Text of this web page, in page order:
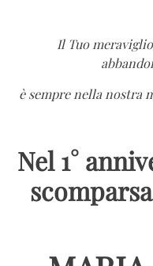
Il Tuo
è sempre nella nostra
Nel 1°